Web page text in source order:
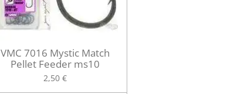
VMC 7016 Mystic Match
Pellet Feeder ms10
2,50 €